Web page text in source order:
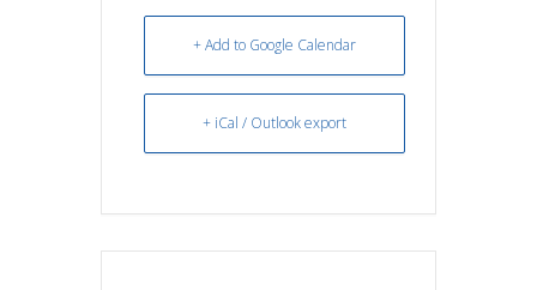
+ Add to Google Calendar
+ iCal / Outlook export